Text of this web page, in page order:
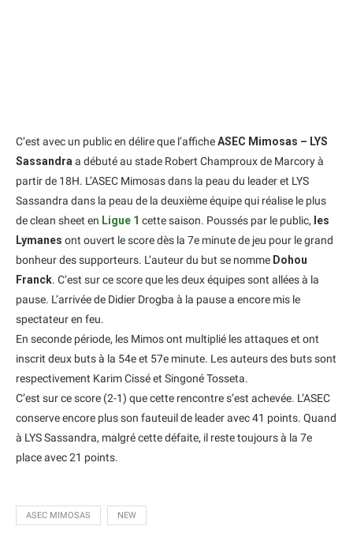
C’est avec un public en délire que l’afficheASEC Mimosas – LYS
Sassandra a débuté au stade Robert Champroux de Marcory à
partir de 18H. L’ASEC Mimosas dans la peau du leader et LYS
Sassandra dans la peau de la deuxième équipe qui réalise le plus
de clean sheet en Ligue 1 cette saison. Poussés par le public, les
Lymanes ont ouvert le score dès la 7e minute de jeu pour le grand
bonheur des supporteurs. L’auteur du but se nomme Dohou
Franck. C’est sur ce score que les deux équipes sont allées à la
pause. L’arrivée de Didier Drogba à la pause a encore mis le
spectateur en feu.
En seconde période, les Mimos ont multiplié les attaques et ont
inscrit deux buts à la 54e et 57e minute. Les auteurs des buts sont
respectivement Karim Cissé et Singoné Tosseta.
C’est sur ce score (2-1) que cette rencontre s’est achevée. L’ASEC
conserve encore plus son fauteuil de leader avec 41 points. Quand
à LYS Sassandra, malgré cette défaite, il reste toujours à la 7e
place avec 21 points.
ASEC MIMOSAS NEW